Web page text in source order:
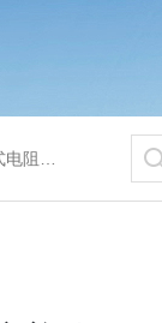
浴锅等